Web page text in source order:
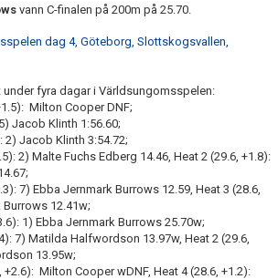
vann C-finalen på 200m på 25.70.
dag 4, Göteborg, Slottskogsvallen,
fyra dagar i Världsungomsspelen:
Milton Cooper DNF;
Jacob Klinth 1:56.60;
2) Jacob Klinth 3:54.72;
2) Malte Fuchs Edberg 14.46, Heat 2 (29.6, +1.8):
7) Ebba Jernmark Burrows 12.59, Heat 3 (28.6,
12.41w;
1) Ebba Jernmark Burrows 25.70w;
7) Matilda Halfwordson 13.97w, Heat 2 (29.6,
13.95w;
+2.6): Milton Cooper wDNF, Heat 4 (28.6, +1.2):